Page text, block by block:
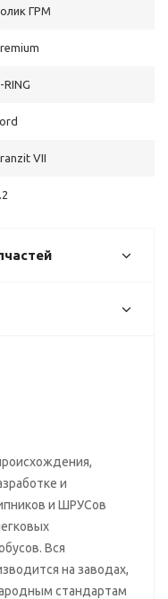
ГРМ
RING
VII
и
и ШРУСов
Вся
на заводах,
стандартам